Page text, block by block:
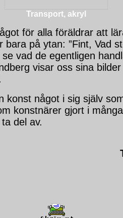
Transport, akryl
för alla föräldrar att
bara på ytan: ”Fint, Vad
se vad de egentligen
visar oss sina
konst något i sig själv
konstnärer gjort i
del av.